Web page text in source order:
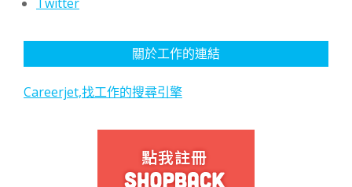
關於工作的連結
Careerjet,找工作的搜尋引擎